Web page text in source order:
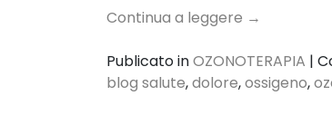
Continua a leggere →
Publicato inOZONOTERAPIA |
blog salute,dolore,ossigeno,